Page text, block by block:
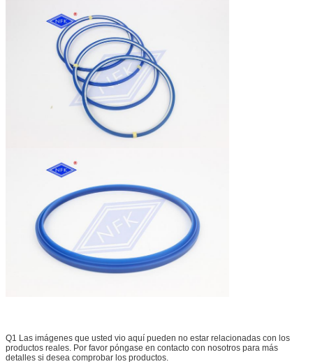
Q1 Las imágenes que usted vio aquí pueden no estar relacionadas con los
productos reales. Por favor póngase en contacto con nosotros para más
detalles si desea comprobar los productos.